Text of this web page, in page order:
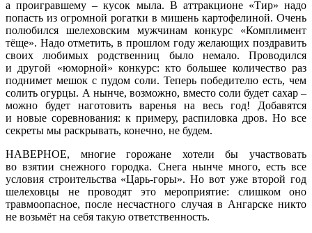
а проигравшему – кусок мыла. В аттракционе «Тир» надо
попасть из огромной рогатки в мишень картофелиной. Очень
полюбился шелеховским мужчинам конкурс «Комплимент
тёще». Надо отметить, в прошлом году желающих поздравить
своих любимых родственниц было немало. Проводился
и другой «юморной» конкурс: кто большее количество раз
поднимет мешок с пудом соли. Теперь победителю есть, чем
солить огурцы. А нынче, возможно, вместо соли будет сахар –
можно будет наготовить варенья на весь год! Добавятся
и новые соревнования: к примеру, распиловка дров. Но все
секреты мы раскрывать, конечно, не будем.
НАВЕРНОЕ, многие горожане хотели бы участвовать
во взятии снежного городка. Снега нынче много, есть все
условия строительства «Царь-горы». Но вот уже второй год
шелеховцы не проводят это мероприятие: слишком оно
травмоопасное, после несчастного случая в Ангарске никто
не возьмёт на себя такую ответственность.